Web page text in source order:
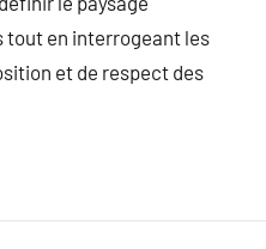
en interrogeant les
et de respect des